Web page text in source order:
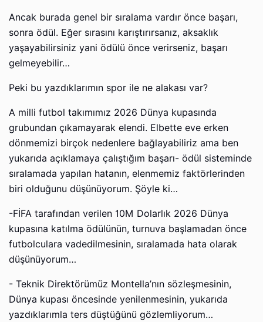
Ancak burada genel bir sıralama vardır önce başarı,
sonra ödül. Eğer sırasını karıştırırsanız, aksaklık
yaşayabilirsiniz yani ödülü önce verirseniz, başarı
gelmeyebilir…
Peki bu yazdıklarımın spor ile ne alakası var?
A milli futbol takımımız 2026 Dünya kupasında
grubundan çıkamayarak elendi. Elbette eve erken
dönmemizi birçok nedenlere bağlayabiliriz ama ben
yukarıda açıklamaya çalıştığım başarı- ödül sisteminde
sıralamada yapılan hatanın, elenmemiz faktörlerinden
biri olduğunu düşünüyorum. Şöyle ki…
-FİFA tarafından verilen 10M Dolarlık 2026 Dünya
kupasına katılma ödülünün, turnuva başlamadan önce
futbolculara vadedilmesinin, sıralamada hata olarak
düşünüyorum…
- Teknik Direktörümüz Montella’nın sözleşmesinin,
Dünya kupası öncesinde yenilenmesinin, yukarıda
yazdıklarımla ters düştüğünü gözlemliyorum…